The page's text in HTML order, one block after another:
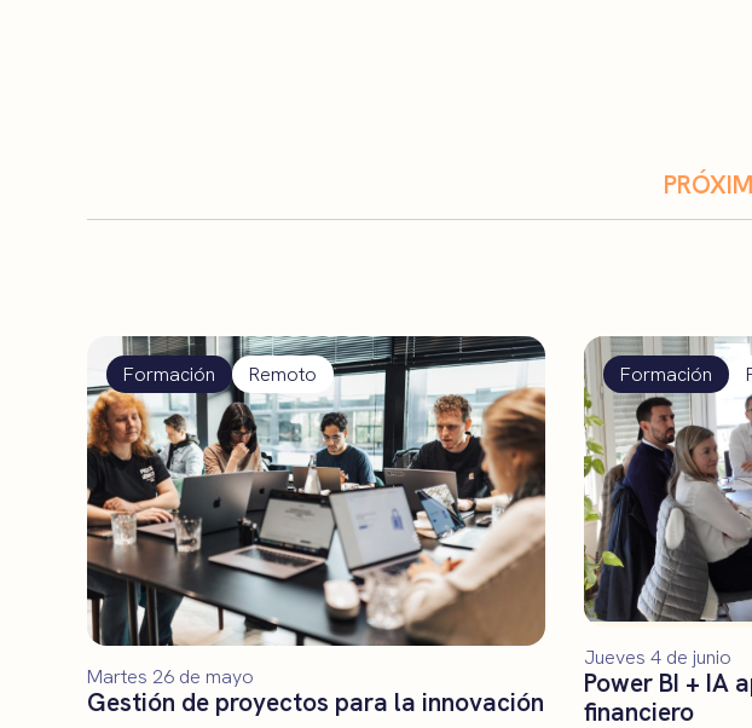
Formación Remoto
Gestión de proyectos para la innovación
Martes 26 de mayo
Formación
Power BI + IA
financiero
Jueves 4 de junio